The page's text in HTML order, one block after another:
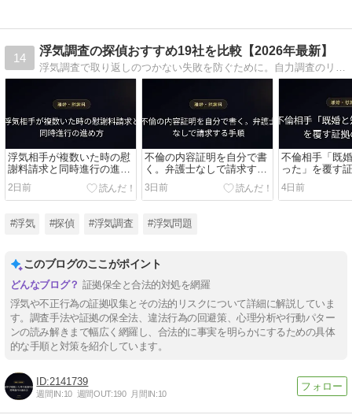
14
浮気調査の探偵おすすめ19社を比較【2026年最新】
浮気相手が複数いた時の慰
謝料請求と同時進行の進め
2日前
不倫の内容証明を自分で書
く。弁護士なしで請求する
手順
3日前
不倫相手「既
った」を覆す
4日前
#浮気 #探偵 #浮気調査 #浮気問題
このブログのここがポイント
証拠保全と合法的対処を網羅
浮気や不正行為の証拠収集とその法的リスクについて詳細に解説していま
す。調査手法や証拠の保全法、違法行為の回避策、心理分析や行動パター
ンの読み解きまで幅広く網羅し、合法的に事実を明らかにするための具体
的な手順と対策を紹介しています。
2141739
週間IN:10 週間OUT:190 月間IN:10